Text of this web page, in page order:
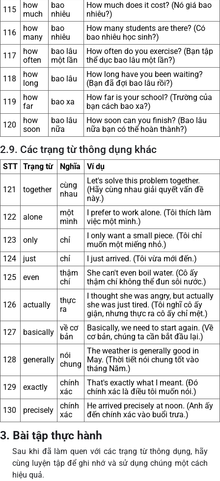
115
how
much
bao
nhiêu
How much does it cost? (Nó giá bao
nhiêu?)
116
how
many
bao
nhiêu
How many students are there? (Có
bao nhiêu học sinh?)
117
how
often
bao lâu
một lần
How often do you exercise? (Bạn tập
thể dục bao lâu một lần?)
118
how
long
bao lâu
How long have you been waiting?
(Bạn đã đợi bao lâu rồi?)
119
how
far
bao xa
How far is your school? (Trường của
bạn cách bao xa?)
120
how
soon
bao lâu
nữa
How soon can you finish? (Bao lâu
nữa bạn có thể hoàn thành?)
2.9. Các trạng từ thông dụng khác
STT Trạng từ Nghĩa Ví dụ
121 together
cùng
nhau
Let's solve this problem together.
(Hãy cùng nhau giải quyết vấn đề
này.)
122
alone
một
mình
I prefer to work alone. (Tôi thích làm
việc một mình.)
123
only chỉ
I only want a small piece. (Tôi chỉ
muốn một miếng nhỏ.)
124
just chỉ
I just arrived. (Tôi vừa mới đến.)
125
even
thậm
chí
She can't even boil water. (Cô ấy
thậm chí không thể đun sôi nước.)
126 actually
thực
ra
I thought she was angry, but actually
she was just tired. (Tôi nghĩ cô ấy
giận, nhưng thực ra cô ấy chỉ mệt.)
127
basically
về cơ
bản
Basically, we need to start again. (Về
cơ bản, chúng ta cần bắt đầu lại.)
128 generally
nói
chung
The weather is generally good in
May. (Thời tiết nói chung tốt vào
tháng Năm.)
129
exactly
chính
xác
That's exactly what I meant. (Đó
chính xác là điều tôi muốn nói.)
130
precisely
chính
xác
He arrived precisely at noon. (Anh ấy
đến chính xác vào buổi trưa.)
3. Bài tập thực hành
Sau khi đã làm quen với các trạng từ thông dụng, hãy
cùng luyện tập để ghi nhớ và sử dụng chúng một cách
hiệu quả.